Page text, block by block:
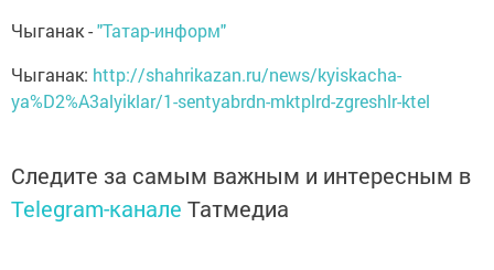
Чыганак -"Татар-информ"
Чыганак: http://shahrikazan.ru/news/kyiskacha-
ya%D2%A3alyiklar/1-sentyabrdn-mktplrd-zgreshlr-ktel
Следите за самым важным и интересным в
Telegram-канале Татмедиа